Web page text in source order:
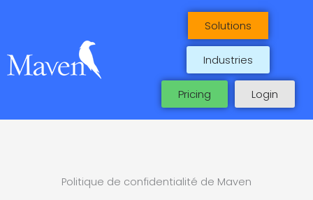
Solutions
Industries
Pricing Login
Politique de confidentialité de Maven